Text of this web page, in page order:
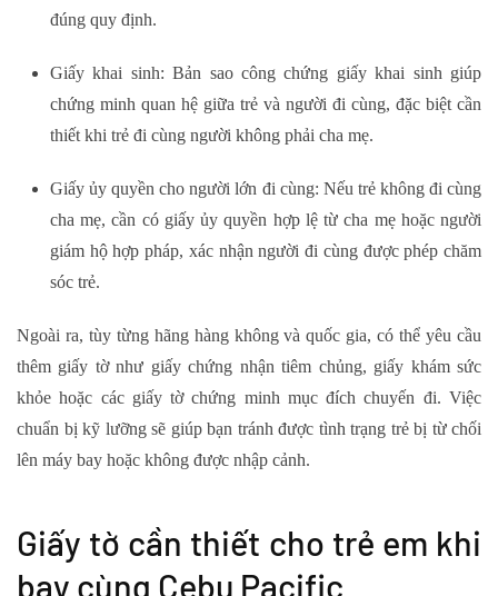
đúng quy định.
Giấy khai sinh: Bản sao công chứng giấy khai sinh giúp
chứng minh quan hệ giữa trẻ và người đi cùng, đặc biệt cần
thiết khi trẻ đi cùng người không phải cha mẹ.
Giấy ủy quyền cho người lớn đi cùng: Nếu trẻ không đi cùng
cha mẹ, cần có giấy ủy quyền hợp lệ từ cha mẹ hoặc người
giám hộ hợp pháp, xác nhận người đi cùng được phép chăm
sóc trẻ.
Ngoài ra, tùy từng hãng hàng không và quốc gia, có thể yêu cầu
thêm giấy tờ như giấy chứng nhận tiêm chủng, giấy khám sức
khỏe hoặc các giấy tờ chứng minh mục đích chuyến đi. Việc
chuẩn bị kỹ lưỡng sẽ giúp bạn tránh được tình trạng trẻ bị từ chối
lên máy bay hoặc không được nhập cảnh.
Giấy tờ cần thiết cho trẻ em khi
bay cùng Cebu Pacific